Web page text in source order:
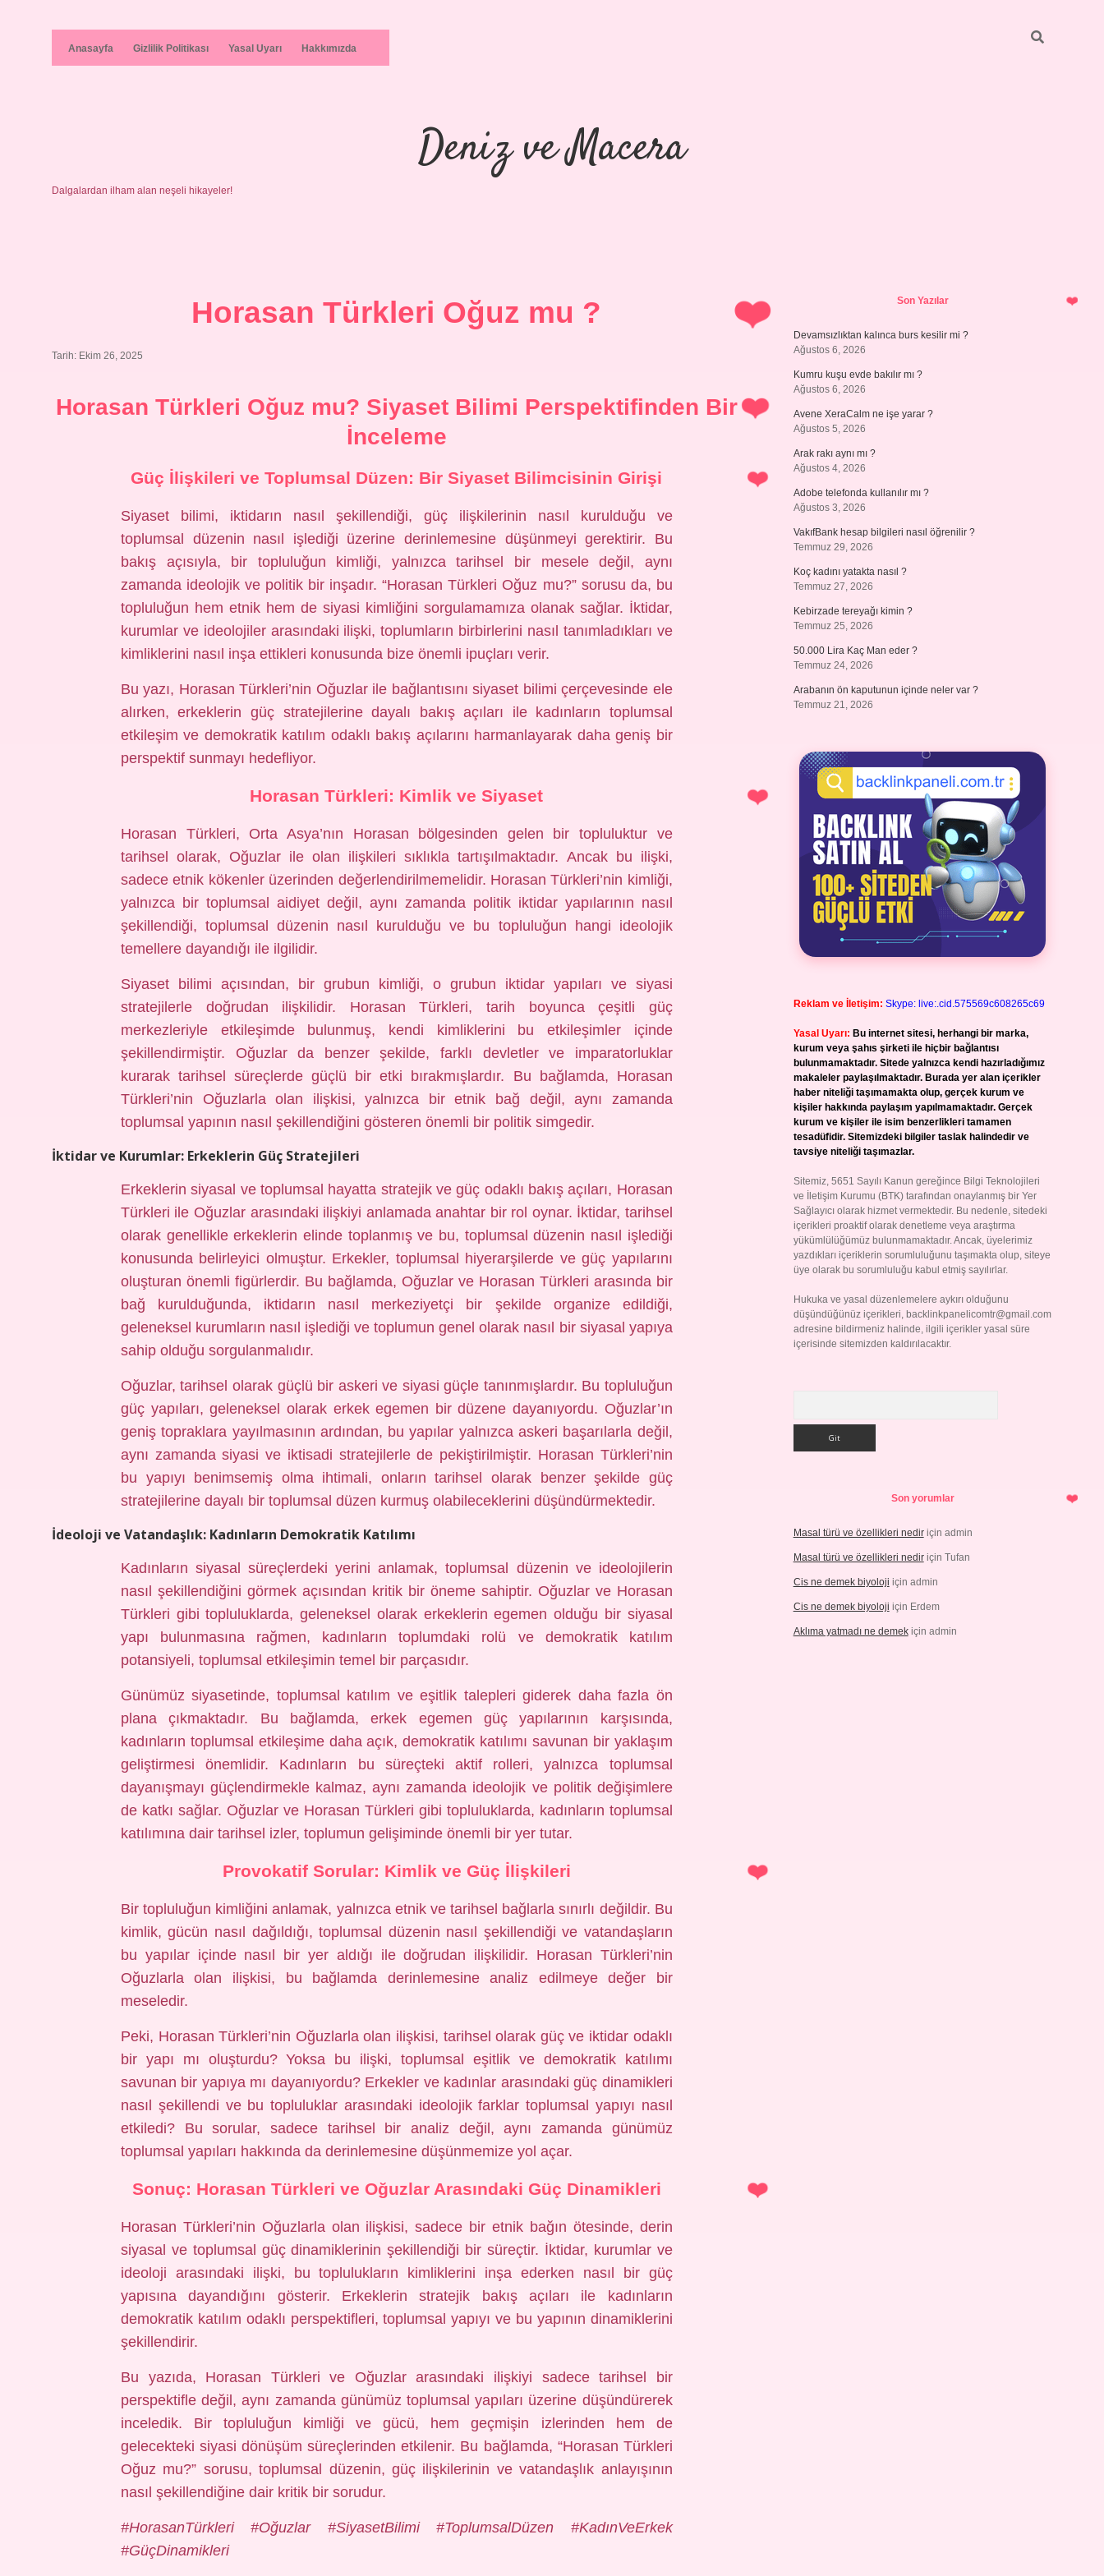
Anasayfa Gizlilik Politikası Yasal Uyarı Hakkımızda
Deniz ve Macera
Dalgalardan ilham alan neşeli hikayeler!
Horasan Türkleri Oğuz mu ?
Tarih: Ekim 26, 2025
Horasan Türkleri Oğuz mu? Siyaset Bilimi Perspektifinden Bir
İnceleme
Güç İlişkileri ve Toplumsal Düzen: Bir Siyaset Bilimcisinin Girişi
Siyaset bilimi, iktidarın nasıl şekillendiği, güç ilişkilerinin nasıl kurulduğu ve
toplumsal düzenin nasıl işlediği üzerine derinlemesine düşünmeyi gerektirir. Bu
bakış açısıyla, bir topluluğun kimliği, yalnızca tarihsel bir mesele değil, aynı
zamanda ideolojik ve politik bir inşadır. “Horasan Türkleri Oğuz mu?” sorusu da, bu
topluluğun hem etnik hem de siyasi kimliğini sorgulamamıza olanak sağlar. İktidar,
kurumlar ve ideolojiler arasındaki ilişki, toplumların birbirlerini nasıl tanımladıkları ve
kimliklerini nasıl inşa ettikleri konusunda bize önemli ipuçları verir.
Bu yazı, Horasan Türkleri’nin Oğuzlar ile bağlantısını siyaset bilimi çerçevesinde ele
alırken, erkeklerin güç stratejilerine dayalı bakış açıları ile kadınların toplumsal
etkileşim ve demokratik katılım odaklı bakış açılarını harmanlayarak daha geniş bir
perspektif sunmayı hedefliyor.
Horasan Türkleri: Kimlik ve Siyaset
Horasan Türkleri, Orta Asya’nın Horasan bölgesinden gelen bir topluluktur ve
tarihsel olarak, Oğuzlar ile olan ilişkileri sıklıkla tartışılmaktadır. Ancak bu ilişki,
sadece etnik kökenler üzerinden değerlendirilmemelidir. Horasan Türkleri’nin kimliği,
yalnızca bir toplumsal aidiyet değil, aynı zamanda politik iktidar yapılarının nasıl
şekillendiği, toplumsal düzenin nasıl kurulduğu ve bu topluluğun hangi ideolojik
temellere dayandığı ile ilgilidir.
Siyaset bilimi açısından, bir grubun kimliği, o grubun iktidar yapıları ve siyasi
stratejilerle doğrudan ilişkilidir. Horasan Türkleri, tarih boyunca çeşitli güç
merkezleriyle etkileşimde bulunmuş, kendi kimliklerini bu etkileşimler içinde
şekillendirmiştir. Oğuzlar da benzer şekilde, farklı devletler ve imparatorluklar
kurarak tarihsel süreçlerde güçlü bir etki bırakmışlardır. Bu bağlamda, Horasan
Türkleri’nin Oğuzlarla olan ilişkisi, yalnızca bir etnik bağ değil, aynı zamanda
toplumsal yapının nasıl şekillendiğini gösteren önemli bir politik simgedir.
İktidar ve Kurumlar: Erkeklerin Güç Stratejileri
Erkeklerin siyasal ve toplumsal hayatta stratejik ve güç odaklı bakış açıları, Horasan
Türkleri ile Oğuzlar arasındaki ilişkiyi anlamada anahtar bir rol oynar. İktidar, tarihsel
olarak genellikle erkeklerin elinde toplanmış ve bu, toplumsal düzenin nasıl işlediği
konusunda belirleyici olmuştur. Erkekler, toplumsal hiyerarşilerde ve güç yapılarını
oluşturan önemli figürlerdir. Bu bağlamda, Oğuzlar ve Horasan Türkleri arasında bir
bağ kurulduğunda, iktidarın nasıl merkeziyetçi bir şekilde organize edildiği,
geleneksel kurumların nasıl işlediği ve toplumun genel olarak nasıl bir siyasal yapıya
sahip olduğu sorgulanmalıdır.
Oğuzlar, tarihsel olarak güçlü bir askeri ve siyasi güçle tanınmışlardır. Bu topluluğun
güç yapıları, geleneksel olarak erkek egemen bir düzene dayanıyordu. Oğuzlar’ın
geniş topraklara yayılmasının ardından, bu yapılar yalnızca askeri başarılarla değil,
aynı zamanda siyasi ve iktisadi stratejilerle de pekiştirilmiştir. Horasan Türkleri’nin
bu yapıyı benimsemiş olma ihtimali, onların tarihsel olarak benzer şekilde güç
stratejilerine dayalı bir toplumsal düzen kurmuş olabileceklerini düşündürmektedir.
İdeoloji ve Vatandaşlık: Kadınların Demokratik Katılımı
Kadınların siyasal süreçlerdeki yerini anlamak, toplumsal düzenin ve ideolojilerin
nasıl şekillendiğini görmek açısından kritik bir öneme sahiptir. Oğuzlar ve Horasan
Türkleri gibi topluluklarda, geleneksel olarak erkeklerin egemen olduğu bir siyasal
yapı bulunmasına rağmen, kadınların toplumdaki rolü ve demokratik katılım
potansiyeli, toplumsal etkileşimin temel bir parçasıdır.
Günümüz siyasetinde, toplumsal katılım ve eşitlik talepleri giderek daha fazla ön
plana çıkmaktadır. Bu bağlamda, erkek egemen güç yapılarının karşısında,
kadınların toplumsal etkileşime daha açık, demokratik katılımı savunan bir yaklaşım
geliştirmesi önemlidir. Kadınların bu süreçteki aktif rolleri, yalnızca toplumsal
dayanışmayı güçlendirmekle kalmaz, aynı zamanda ideolojik ve politik değişimlere
de katkı sağlar. Oğuzlar ve Horasan Türkleri gibi topluluklarda, kadınların toplumsal
katılımına dair tarihsel izler, toplumun gelişiminde önemli bir yer tutar.
Provokatif Sorular: Kimlik ve Güç İlişkileri
Bir topluluğun kimliğini anlamak, yalnızca etnik ve tarihsel bağlarla sınırlı değildir. Bu
kimlik, gücün nasıl dağıldığı, toplumsal düzenin nasıl şekillendiği ve vatandaşların
bu yapılar içinde nasıl bir yer aldığı ile doğrudan ilişkilidir. Horasan Türkleri’nin
Oğuzlarla olan ilişkisi, bu bağlamda derinlemesine analiz edilmeye değer bir
meseledir.
Peki, Horasan Türkleri’nin Oğuzlarla olan ilişkisi, tarihsel olarak güç ve iktidar odaklı
bir yapı mı oluşturdu? Yoksa bu ilişki, toplumsal eşitlik ve demokratik katılımı
savunan bir yapıya mı dayanıyordu? Erkekler ve kadınlar arasındaki güç dinamikleri
nasıl şekillendi ve bu topluluklar arasındaki ideolojik farklar toplumsal yapıyı nasıl
etkiledi? Bu sorular, sadece tarihsel bir analiz değil, aynı zamanda günümüz
toplumsal yapıları hakkında da derinlemesine düşünmemize yol açar.
Sonuç: Horasan Türkleri ve Oğuzlar Arasındaki Güç Dinamikleri
Horasan Türkleri’nin Oğuzlarla olan ilişkisi, sadece bir etnik bağın ötesinde, derin
siyasal ve toplumsal güç dinamiklerinin şekillendiği bir süreçtir. İktidar, kurumlar ve
ideoloji arasındaki ilişki, bu toplulukların kimliklerini inşa ederken nasıl bir güç
yapısına dayandığını gösterir. Erkeklerin stratejik bakış açıları ile kadınların
demokratik katılım odaklı perspektifleri, toplumsal yapıyı ve bu yapının dinamiklerini
şekillendirir.
Bu yazıda, Horasan Türkleri ve Oğuzlar arasındaki ilişkiyi sadece tarihsel bir
perspektifle değil, aynı zamanda günümüz toplumsal yapıları üzerine düşündürerek
inceledik. Bir topluluğun kimliği ve gücü, hem geçmişin izlerinden hem de
gelecekteki siyasi dönüşüm süreçlerinden etkilenir. Bu bağlamda, “Horasan Türkleri
Oğuz mu?” sorusu, toplumsal düzenin, güç ilişkilerinin ve vatandaşlık anlayışının
nasıl şekillendiğine dair kritik bir sorudur.
#HorasanTürkleri #Oğuzlar #SiyasetBilimi #ToplumsalDüzen #KadınVeErkek
#GüçDinamikleri
SidebarSon Yazılar
Devamsızlıktan kalınca burs kesilir mi ?
Ağustos 6, 2026
Kumru kuşu evde bakılır mı ?
Ağustos 6, 2026
Avene XeraCalm ne işe yarar ?
Ağustos 5, 2026
Arak rakı aynı mı ?
Ağustos 4, 2026
Adobe telefonda kullanılır mı ?
Ağustos 3, 2026
VakıfBank hesap bilgileri nasıl öğrenilir ?
Temmuz 29, 2026
Koç kadını yatakta nasıl ?
Temmuz 27, 2026
Kebirzade tereyağı kimin ?
Temmuz 25, 2026
50.000 Lira Kaç Man eder ?
Temmuz 24, 2026
Arabanın ön kaputunun içinde neler var ?
Temmuz 21, 2026
Reklam ve İletişim: Skype: live:.cid.575569c608265c69
Yasal Uyarı: Bu internet sitesi, herhangi bir marka,
kurum veya şahıs şirketi ile hiçbir bağlantısı
bulunmamaktadır. Sitede yalnızca kendi hazırladığımız
makaleler paylaşılmaktadır. Burada yer alan içerikler
haber niteliği taşımamakta olup, gerçek kurum ve
kişiler hakkında paylaşım yapılmamaktadır. Gerçek
kurum ve kişiler ile isim benzerlikleri tamamen
tesadüfidir. Sitemizdeki bilgiler taslak halindedir ve
tavsiye niteliği taşımazlar.
Sitemiz, 5651 Sayılı Kanun gereğince Bilgi Teknolojileri
ve İletişim Kurumu (BTK) tarafından onaylanmış bir Yer
Sağlayıcı olarak hizmet vermektedir. Bu nedenle, sitedeki
içerikleri proaktif olarak denetleme veya araştırma
yükümlülüğümüz bulunmamaktadır. Ancak, üyelerimiz
yazdıkları içeriklerin sorumluluğunu taşımakta olup, siteye
üye olarak bu sorumluluğu kabul etmiş sayılırlar.
Hukuka ve yasal düzenlemelere aykırı olduğunu
düşündüğünüz içerikleri, backlinkpanelicomtr@gmail.com
adresine bildirmeniz halinde, ilgili içerikler yasal süre
içerisinde sitemizden kaldırılacaktır.
Son yorumlar
Masal türü ve özellikleri nediriçin admin
Masal türü ve özellikleri nediriçin Tufan
Cis ne demek biyoloji için admin
Cis ne demek biyoloji için Erdem
Aklıma yatmadı ne demekiçin admin